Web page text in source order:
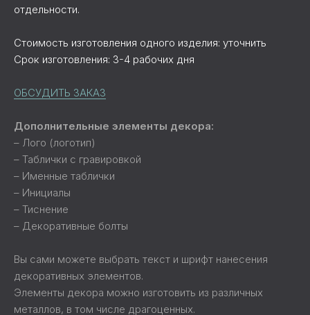
отдельности.
Стоимость изготовления одного изделия: уточнить
Срок изготовления: 3-4 рабочих дня
ОБСУДИТЬ ЗАКАЗ
Дополнительные элементы декора:
– Лого (логотип)
– Таблички с гравировкой
– Именные таблички
– Инициалы
– Тиснение
– Декоративные болты
Вы сами можете выбрать текст и шрифт нанесения
декоративных элементов.
Элементы декора можно изготовить из различных
металлов, в том числе драгоценных.